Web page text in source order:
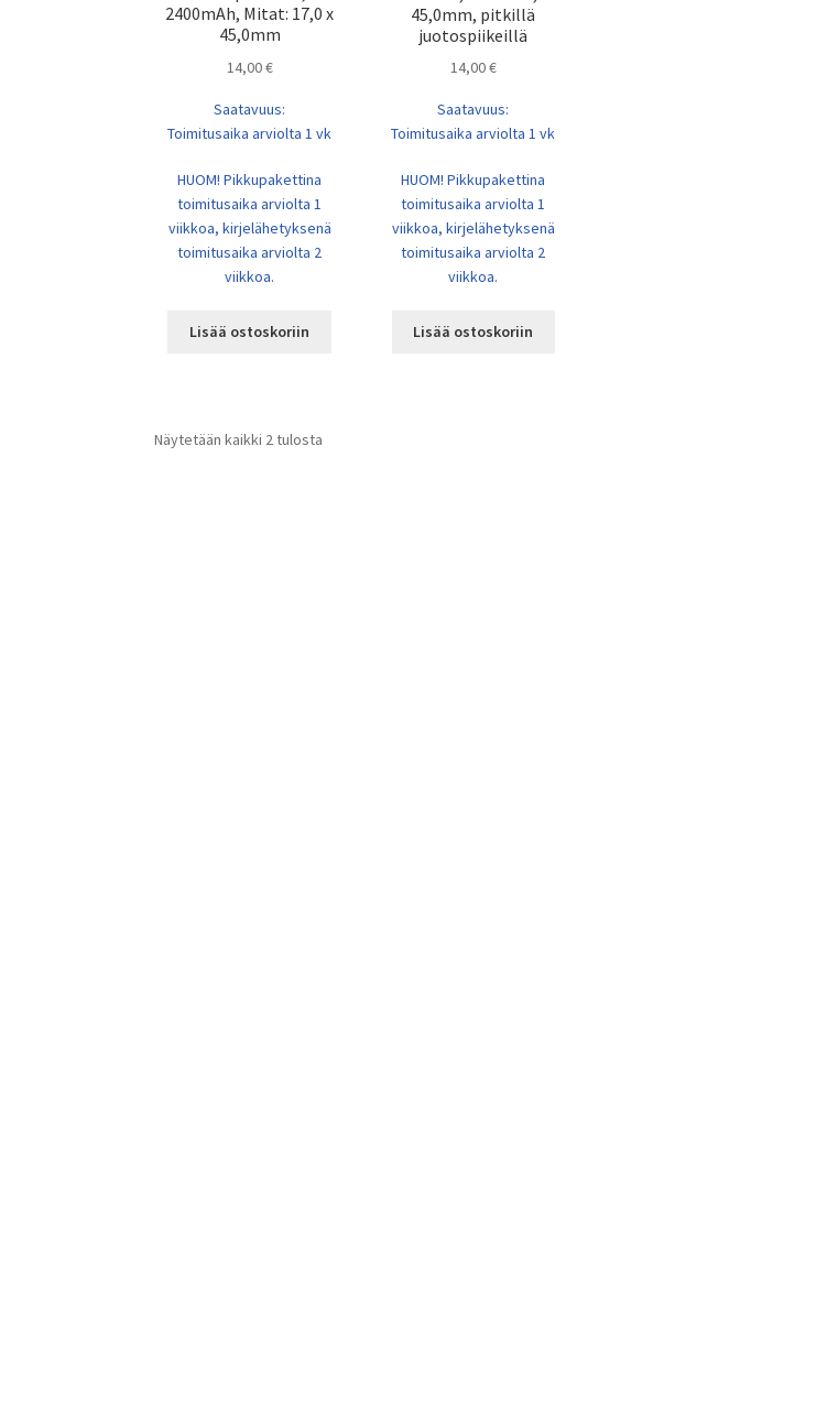
2400mAh, Mitat: 17,0 x
45,0mm
14,00€
Saatavuus:
Toimitusaika arviolta 1 vk
HUOM! Pikkupakettina
toimitusaika arviolta 1
viikkoa, kirjelähetyksenä
toimitusaika arviolta 2
viikkoa.
Lisää ostoskoriin
45,0mm, pitkillä
juotospiikeillä
14,00€
Saatavuus:
Toimitusaika arviolta 1 vk
HUOM! Pikkupakettina
toimitusaika arviolta 1
viikkoa, kirjelähetyksenä
toimitusaika arviolta 2
viikkoa.
Lisää ostoskoriin
Näytetään kaikki 2 tulosta